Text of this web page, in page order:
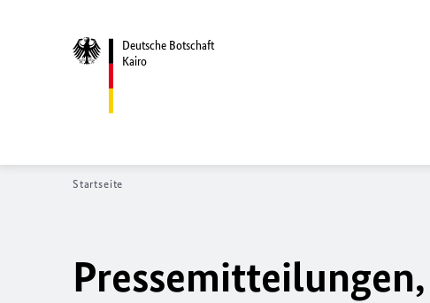
Deutsche Botschaft
Kairo
Startseite